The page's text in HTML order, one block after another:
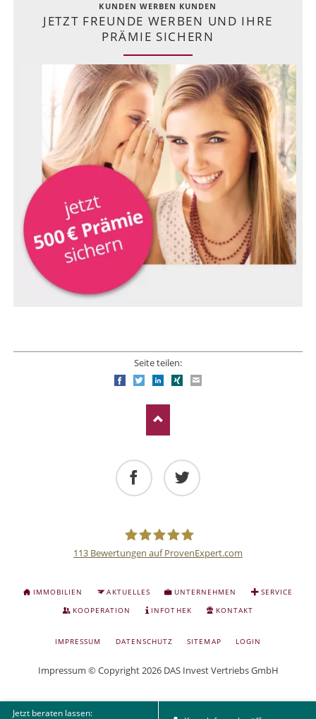
Jetzt beraten lassen:
KUNDEN WERBEN KUNDEN
JETZT FREUNDE WERBEN UND IHRE
PRÄMIE SICHERN
Seite teilen:
FacebookTwitterLinkedIn
Xing
Anlage
und
113 Bewertungen auf ProvenExpert.com
NAVIGATION
ÜBERSPRINGEN
IMMOBILIEN AKTUELLES UNTERNEHMEN
SERVICE
KOOPERATION
INFOTHEK KONTAKT
NAVIGATION
IMPRESSUM DATENSCHUTZ SITEMAP LOGIN
Impressum © Copyright 2026 DAS Invest Vertriebs GmbH